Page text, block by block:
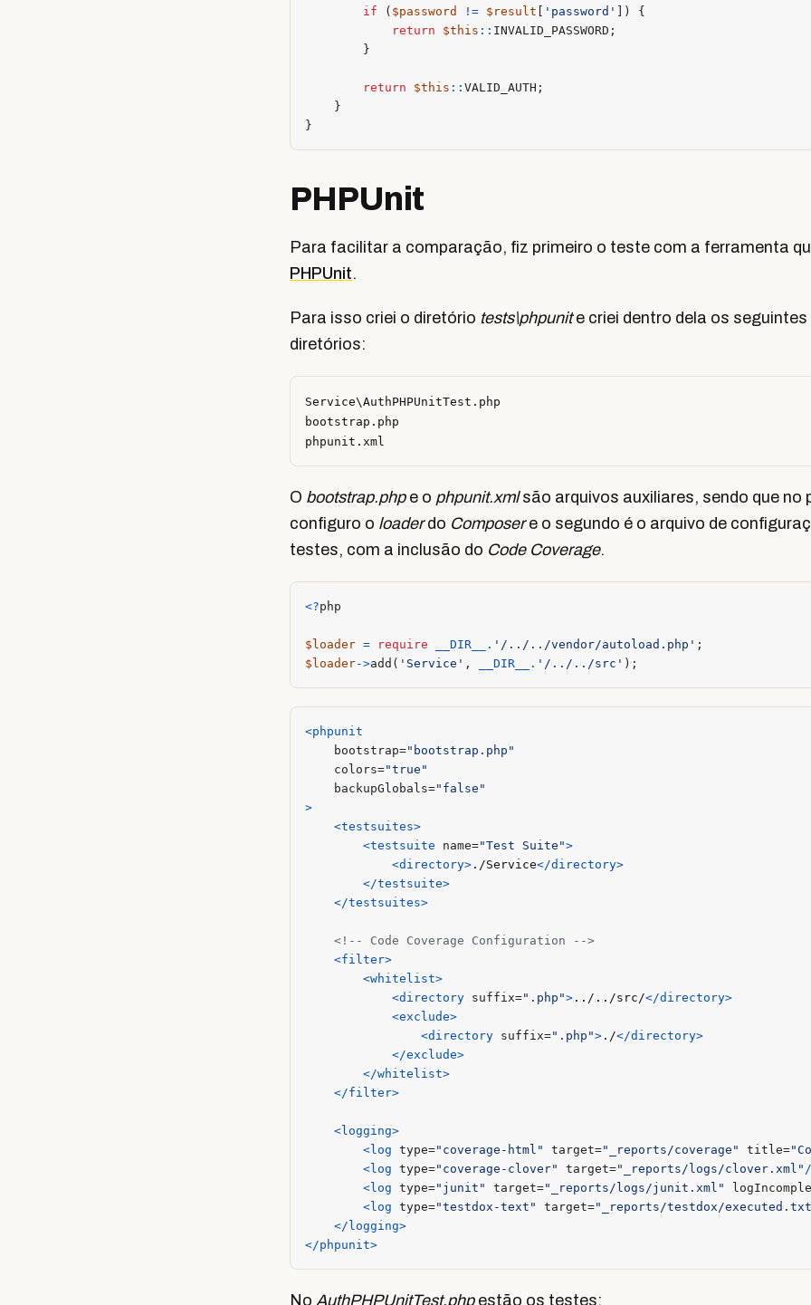
if
( $password != $result 'password' ])
{
return
$this :: INVALID_PASSWORD ;
}
return $this :: VALID_AUTH ;
}
}
PHPUnit
Para facilitar a comparação, fiz primeiro o teste com a ferramenta
PHPUnit.
Para isso criei o diretório tests\phpunite criei dentro dela os seguintes
diretórios:
Service\AuthPHPUnitTest.php
bootstrap.php
O bootstrap.phpe o phpunit.xmlsão arquivos auxiliares, sendo que no
configuro o loaderdo Composere o segundo é o arquivo de
testes, com a inclusão do Code Coverage.
<?php
$loader = require __DIR__ . '/../../vendor/autoload.php' ;
$loader->add ( 'Service' , __DIR__ . '/../../src' );
<phpunit
bootstrap="bootstrap.php"
colors="true"
backupGlobals="false"
>
<testsuites>
<testsuite
name="Test Suite">
<directory> ./Service</directory>
</testsuite>
</testsuites>
<!-- Code Coverage Configuration -->
<filter>
<whitelist>
<directory suffix=".php"> ../../src/</directory>
<exclude>
<directory suffix=".php"> ./</directory>
</exclude>
</whitelist>
</filter>
<logging>
<log type="coverage-html" target="_reports/coverage" title=
<log type="coverage-clover" target="_reports/logs/clover.xml"
<log type="junit" target="_reports/logs/junit.xml"
<log type="testdox-text" target="_reports/testdox/
</logging>
</phpunit>
No AuthPHPUnitTest.phpestão os testes: